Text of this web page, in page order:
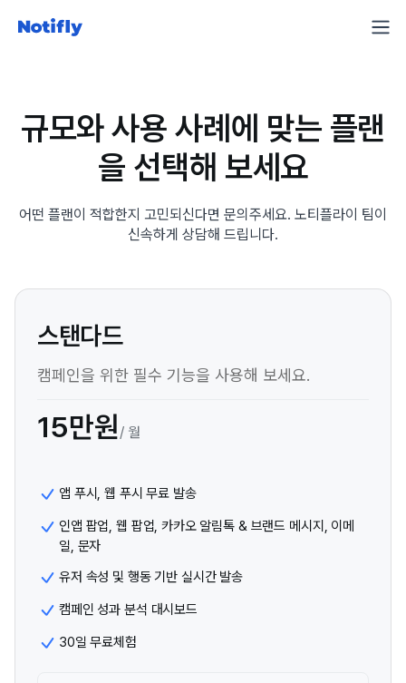
규모와 사용 사례에 맞는 플랜
을 선택해 보세요
어떤 플랜이 적합한지 고민되신다면 문의주세요. 노티플라이 팀이
신속하게 상담해 드립니다.
스탠다드
캠페인을 위한 필수 기능을 사용해 보세요.
15만원/ 월
앱 푸시, 웹 푸시 무료 발송
인앱 팝업, 웹 팝업, 카카오 알림톡 & 브랜드 메시지, 이메
일, 문자
유저 속성 및 행동 기반 실시간 발송
캠페인 성과 분석 대시보드
30일 무료체험